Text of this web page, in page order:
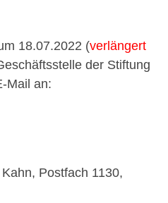
18.07.2022 (verlängert
der Stiftung
Mail an:
Postfach 1130,